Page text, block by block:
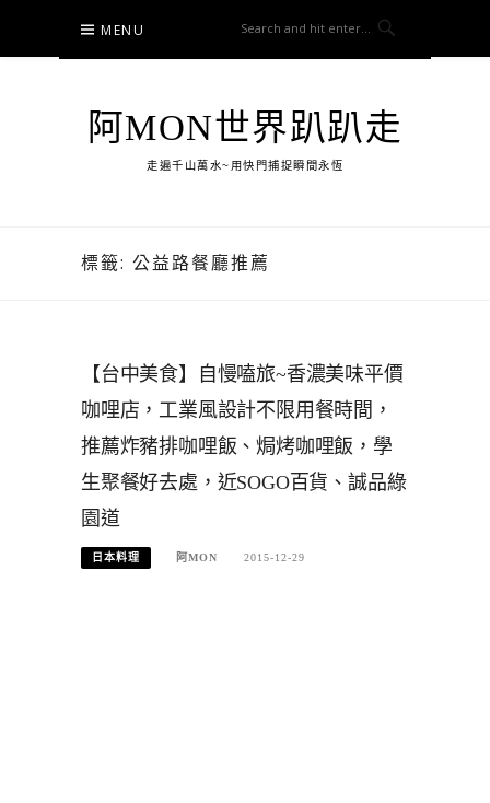
content
MENU
阿MON世界趴趴走
走遍千山萬水~用快門捕捉瞬間永恆
標籤: 公益路餐廳推薦
【台中美食】自慢嗑旅~香濃美味平價
咖哩店，工業風設計不限用餐時間，
推薦炸豬排咖哩飯、焗烤咖哩飯，學
生聚餐好去處，近SOGO百貨、誠品綠
園道
日本料理 阿MON 2015-12-29